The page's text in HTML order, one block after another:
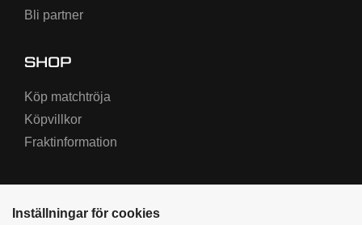
Bli partner
SHOP
Köp matchtröja
Köpvillkor
Fraktinformation
Inställningar för cookies